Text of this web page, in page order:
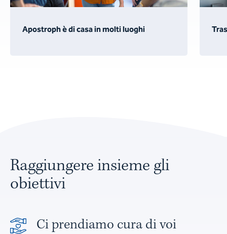
Apostroph è di casa in molti luoghi
Raggiungere insieme gli
obiettivi
Ci prendiamo cura di voi